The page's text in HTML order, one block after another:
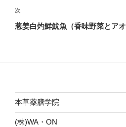
ビ
ゲ
稿
次
の
次
葱姜白灼鮮魷魚（香味野菜とアオ
本草薬膳学院
(株)WA・ON